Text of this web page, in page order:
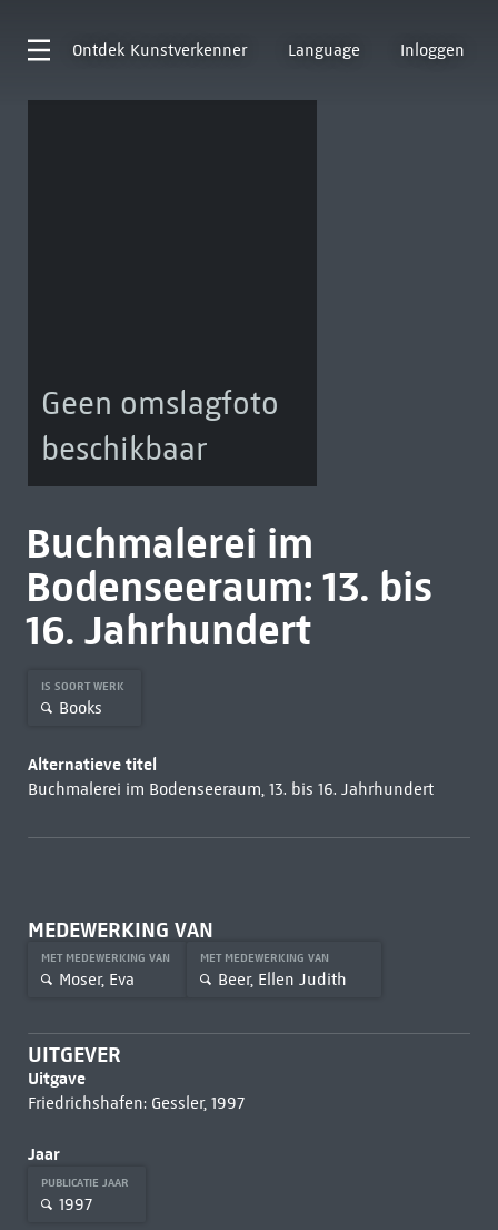
Ontdek Kunstverkenner Language Inloggen
Geen omslagfoto
beschikbaar
Buchmalerei im
Bodenseeraum: 13. bis
16. Jahrhundert
IS SOORT WERK
Books
Alternatieve titel
Buchmalerei im Bodenseeraum, 13. bis 16. Jahrhundert
MEDEWERKING VAN
MET MEDEWERKING VAN
Moser, Eva
MET MEDEWERKING VAN
Beer, Ellen Judith
UITGEVER
Uitgave
Friedrichshafen: Gessler, 1997
Jaar
PUBLICATIE JAAR
1997